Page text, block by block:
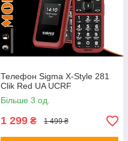
Телефон Sigma X-Style 281
Clik Red UA UCRF
Більше 3 од.
1 299 ₴ 1 499 ₴